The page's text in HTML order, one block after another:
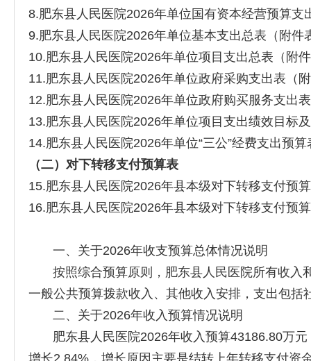
8.肥东县人民医院2026年单位国有资本经营预算支
9.肥东县人民医院2026年单位基本支出总表（附件
10.肥东县人民医院2026年单位项目支出总表（附
11.肥东县人民医院2026年单位政府采购支出表（
12.肥东县人民医院2026年单位政府购买服务支出
13.肥东县人民医院2026年单位项目支出绩效目标
14.肥东县人民医院2026年单位“三公”经费支出预
（二）对下转移支付预算表
15.肥东县人民医院2026年县本级对下转移支付预
16.肥东县人民医院2026年县本级对下转移支付预
一、关于2026年收支预算总体情况说明
按照综合预算原则，肥东县人民医院所有收入
一般公共预算拨款收入、其他收入安排，支出包
二、关于2026年收入预算情况说明
肥东县人民医院2026年收入预算43186.80万元
增长2.84%，增长原因主要是结转上年转移支付资